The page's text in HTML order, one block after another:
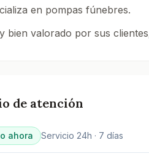
en pompas fúnebres.
bien valorado por sus
de atención
ahora Servicio 24h · 7 días